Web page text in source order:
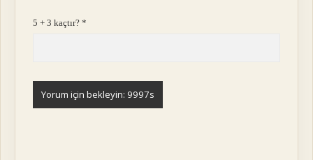
5 + 3 kaçtır?*